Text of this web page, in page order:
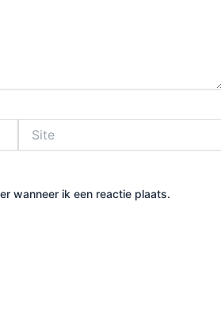
wanneer ik een reactie plaats.